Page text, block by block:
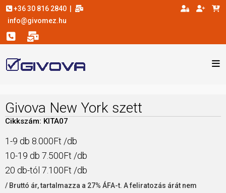
+36 30 816 2840
info@givomez.hu
Givova New York szett
Cikkszám: KITA07
1-9 db 8.000Ft /db
10-19 db 7.500Ft /db
20 db-tól 7.100Ft /db
/ Bruttó ár, tartalmazza a 27% ÁFA-t. A feliratozás árát nem